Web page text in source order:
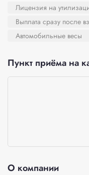
Лицензия на
Выплата сразу после
Автомобильные весы
Пункт приёма на
О компании